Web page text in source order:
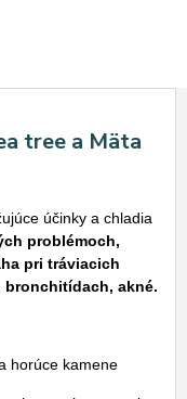
tree a Mäta
účinky a chladia
problémoch,
pri tráviacich
akné.
horúce kamene